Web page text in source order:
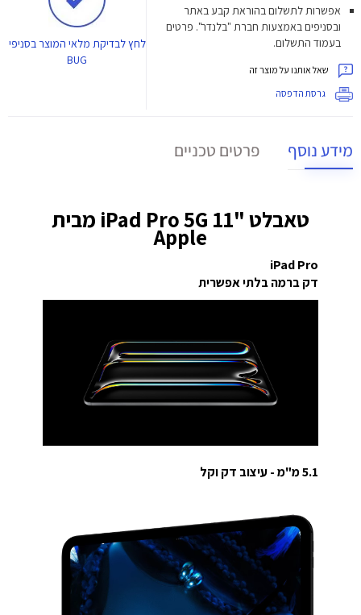
אפשרות לתשלום בהוראת קבע באתר
ובסניפים באמצעות חברת "בלנדר". פרטים
בעמוד התשלום.
שאל אותנו על מוצר זה
גרסת הדפסה
לחץלבדיקת מלאי המוצר בסניפי
BUG
מידע נוסף פרטים טכניים
טאבלט "11 iPad Pro 5G מבית
Apple
iPad Pro
דק ברמה בלתי אפשרית
5.1 מ"מ - עיצוב דק וקל